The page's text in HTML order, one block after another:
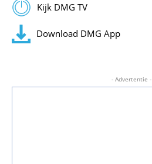
Kijk DMG TV
Download DMG App
- Advertentie -